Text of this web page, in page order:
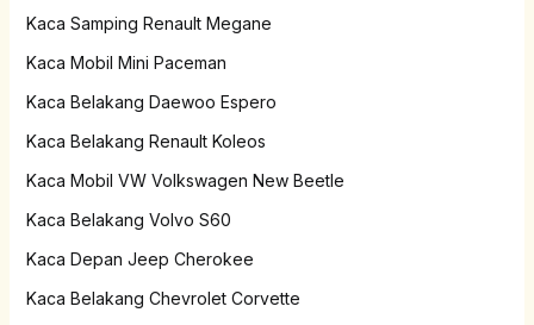
Kaca Samping Renault Megane
Kaca Mobil Mini Paceman
Kaca Belakang Daewoo Espero
Kaca Belakang Renault Koleos
Kaca Mobil VW Volkswagen New Beetle
Kaca Belakang Volvo S60
Kaca Depan Jeep Cherokee
Kaca Belakang Chevrolet Corvette